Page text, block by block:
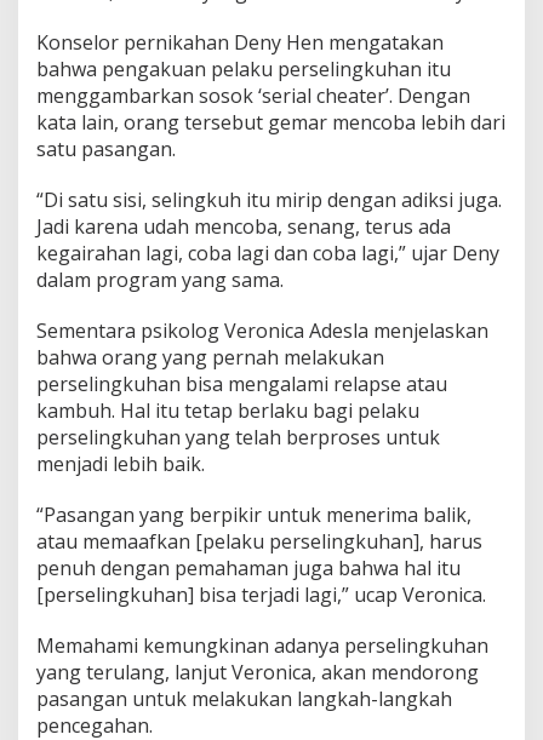
l
i
a
h
n
y
Konselor pernikahan Deny Hen mengatakan
bahwa pengakuan pelaku perselingkuhan itu
menggambarkan sosok ‘serial cheater’. Dengan
kata lain, orang tersebut gemar mencoba lebih dari
satu pasangan.
“Di satu sisi, selingkuh itu mirip dengan adiksi juga.
Jadi karena udah mencoba, senang, terus ada
kegairahan lagi, coba lagi dan coba lagi,” ujar Deny
dalam program yang sama.
Sementara psikolog Veronica Adesla menjelaskan
bahwa orang yang pernah melakukan
perselingkuhan bisa mengalami relapse atau
kambuh. Hal itu tetap berlaku bagi pelaku
perselingkuhan yang telah berproses untuk
menjadi lebih baik.
“Pasangan yang berpikir untuk menerima balik,
atau memaafkan [pelaku perselingkuhan], harus
penuh dengan pemahaman juga bahwa hal itu
[perselingkuhan] bisa terjadi lagi,” ucap Veronica.
Memahami kemungkinan adanya perselingkuhan
yang terulang, lanjut Veronica, akan mendorong
pasangan untuk melakukan langkah-langkah
pencegahan.